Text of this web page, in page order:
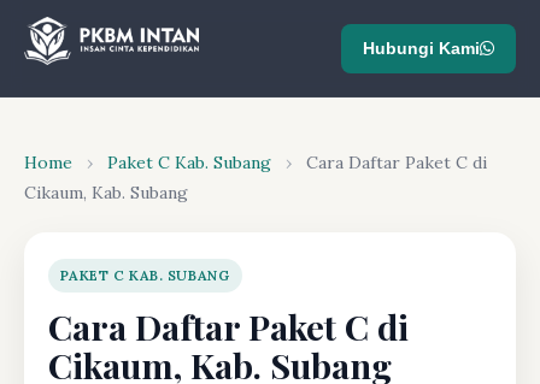
Hubungi Kami
Home › Paket C Kab. Subang ›
Cara Daftar Paket C di
Cikaum, Kab. Subang
PAKET C KAB. SUBANG
Cara Daftar Paket C di
Cikaum, Kab. Subang